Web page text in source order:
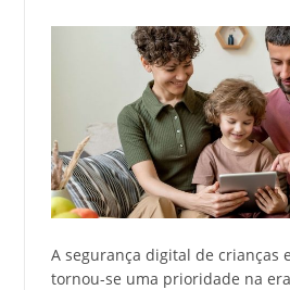
A segurança digital de crianças
tornou-se uma prioridade na